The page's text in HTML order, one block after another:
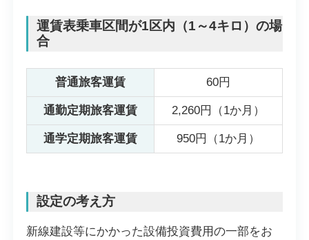
運賃表乗車区間が1区内（1～4キロ）の場
合
普通旅客運賃 60円
通勤定期旅客運賃 2,260円（1か月）
通学定期旅客運賃 950円（1か月）
設定の考え方
新線建設等にかかった設備投資費用の一部をお